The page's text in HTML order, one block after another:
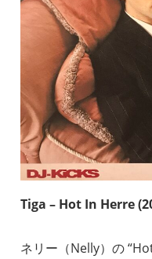
Tiga – Hot In Herre
ネリー（Nelly）の